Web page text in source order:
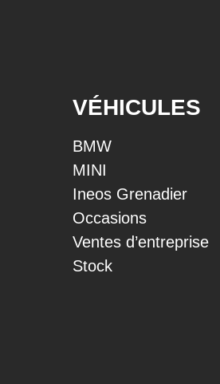
VÉHICULES
BMW
MINI
Ineos Grenadier
Occasions
Ventes d’entreprise
Stock